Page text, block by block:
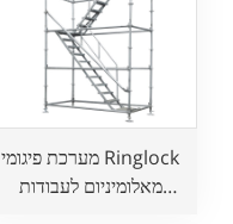
מערכת פיגומי Ringlock
מאלומיניום לעבודות